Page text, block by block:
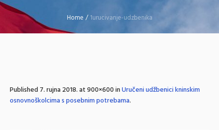
Home /1urucivanje-udzbenika
Published7. rujna 2018.at 900×600 inUručeni udžbenici kninskim
osnovnoškolcima s posebnim potrebama.